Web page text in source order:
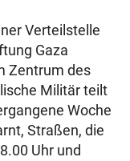
Verteilstelle
Gaza
Zentrum des
Militär teilt
Woche
Straßen, die
Uhr und